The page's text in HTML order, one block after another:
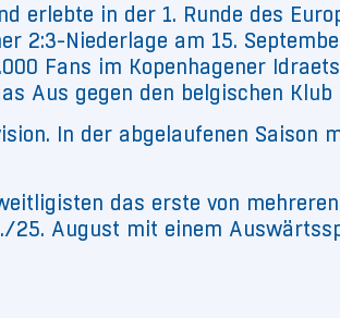
erlebte in der 1. Runde des
2:3-Niederlage am 15.
Fans im Kopenhagener
Aus gegen den belgischen Klub
In der abgelaufenen Saison
das erste von
August mit einem